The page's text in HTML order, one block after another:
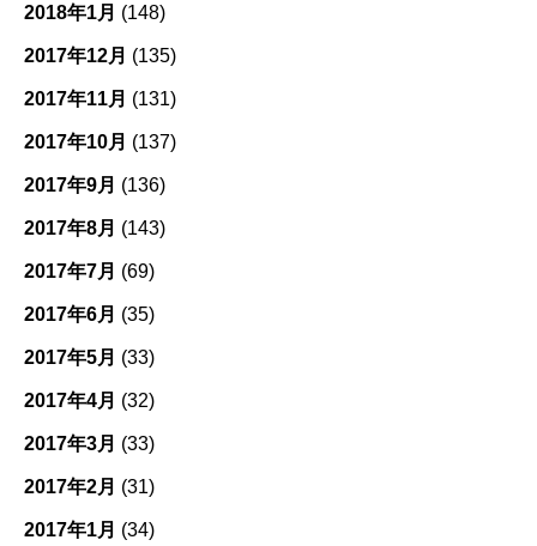
2018年1月 (148)
2017年12月 (135)
2017年11月 (131)
2017年10月 (137)
2017年9月 (136)
2017年8月 (143)
2017年7月 (69)
2017年6月 (35)
2017年5月 (33)
2017年4月 (32)
2017年3月 (33)
2017年2月 (31)
2017年1月 (34)